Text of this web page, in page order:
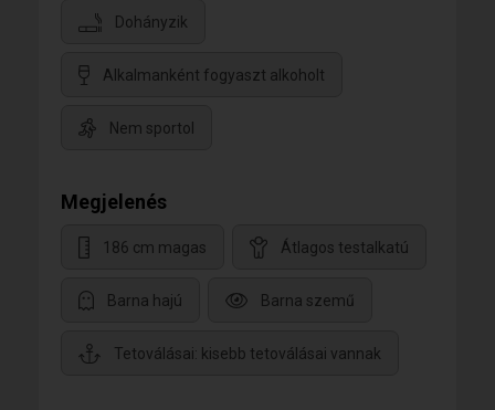
Dohányzik
Alkalmanként fogyaszt alkoholt
Nem sportol
Megjelenés
186 cm magas Átlagos testalkatú
Barna hajú Barna szemű
Tetoválásai: kisebb tetoválásai vannak